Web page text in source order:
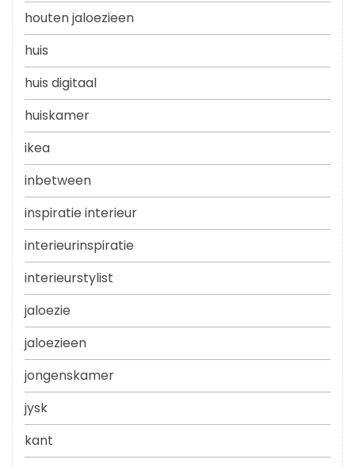
houten jaloezieen
huis
huis digitaal
huiskamer
ikea
inbetween
inspiratie interieur
interieurinspiratie
interieurstylist
jaloezie
jaloezieen
jongenskamer
jysk
kant